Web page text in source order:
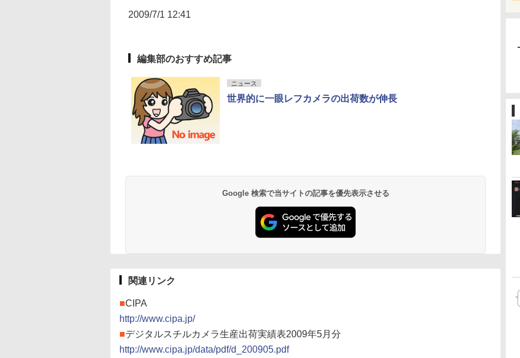
2009/7/1 12:41
編集部のおすすめ記事
ニュース
世界的に一眼レフカメラの出荷数が伸長
Google 検索で当サイトの記事を優先表示させる
関連リンク
■CIPA
http://www.cipa.jp/
■デジタルスチルカメラ生産出荷実績表2009年5月分
http://www.cipa.jp/data/pdf/d_200905.pdf